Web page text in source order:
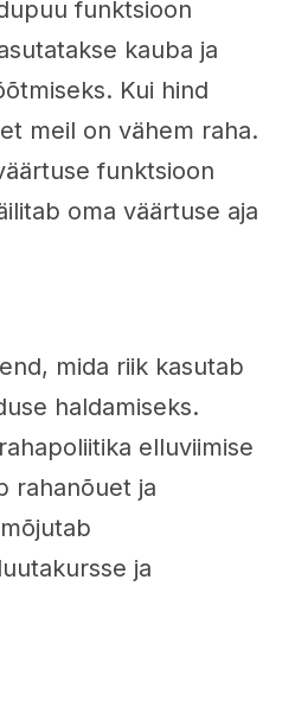
funktsioon
kauba ja
Kui hind
meil on vähem raha.
funktsioon
oma väärtuse aja
mida riik kasutab
haldamiseks.
elluviimise
rahanõuet ja
ja